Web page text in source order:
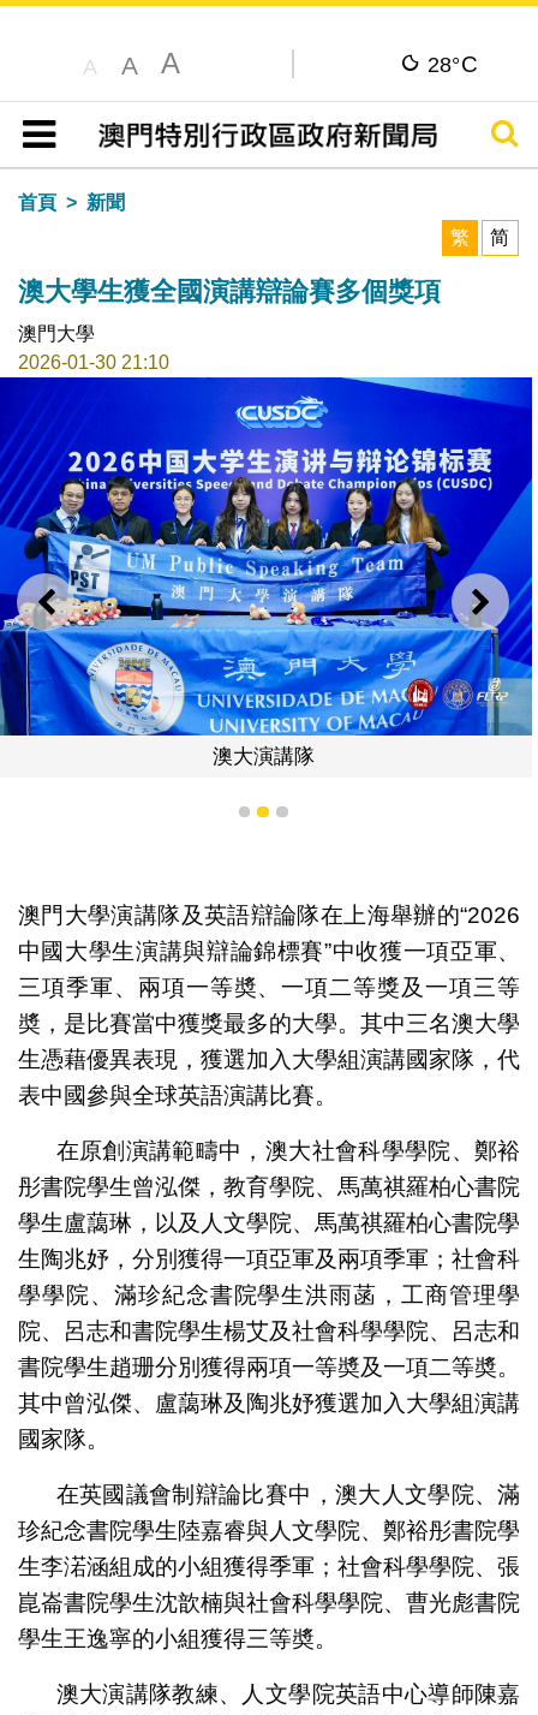
A A A 28°C
目錄
搜尋
首頁
新聞
繁
简
澳大學生獲全國演講辯論賽多個獎項
澳門大學
2026-01-30 21:10
上一則 下一
澳大演講隊
1 2 3
澳門大學演講隊及英語辯論隊在上海舉辦的“2026
中國大學生演講與辯論錦標賽”中收獲一項亞軍、
三項季軍、兩項一等奬、一項二等獎及一項三等
奬，是比賽當中獲獎最多的大學。其中三名澳大學
生憑藉優異表現，獲選加入大學組演講國家隊，代
表中國參與全球英語演講比賽。
在原創演講範疇中，澳大社會科學學院、鄭裕
彤書院學生曾泓傑，教育學院、馬萬祺羅柏心書院
學生盧藹琳，以及人文學院、馬萬祺羅柏心書院學
生陶兆妤，分別獲得一項亞軍及兩項季軍；社會科
學學院、滿珍紀念書院學生洪雨菡，工商管理學
院、呂志和書院學生楊艾及社會科學學院、呂志和
書院學生趙珊分別獲得兩項一等奬及一項二等奬。
其中曾泓傑、盧藹琳及陶兆妤獲選加入大學組演講
國家隊。
在英國議會制辯論比賽中，澳大人文學院、滿
珍紀念書院學生陸嘉睿與人文學院、鄭裕彤書院學
生李渃涵組成的小組獲得季軍；社會科學學院、張
崑崙書院學生沈歆楠與社會科學學院、曹光彪書院
學生王逸寧的小組獲得三等奬。
澳大演講隊教練、人文學院英語中心導師陳嘉